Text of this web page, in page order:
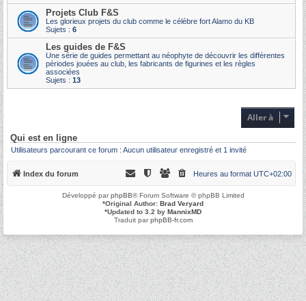
Projets Club F&S
Les glorieux projets du club comme le célèbre fort Alamo du KB
Sujets : 6
Les guides de F&S
Une série de guides permettant au néophyte de découvrir les différentes
périodes jouées au club, les fabricants de figurines et les règles
associées
Sujets : 13
Aller à
Qui est en ligne
Utilisateurs parcourant ce forum : Aucun utilisateur enregistré et 1 invité
Index du forum Heures au format UTC+02:00
Développé parphpBB® Forum Software © phpBB Limited
*Original Author: Brad Veryard
*Updated to 3.2 by MannixMD
Traduit parphpBB-fr.com